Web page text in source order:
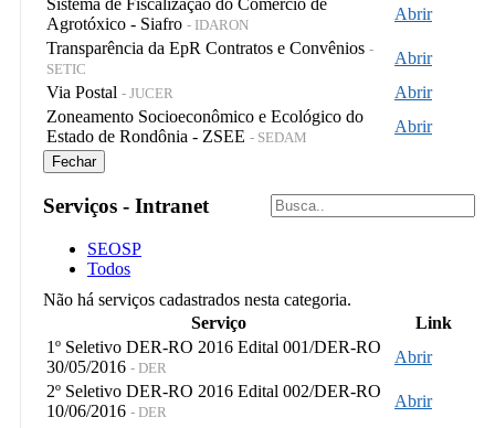
Sistema de Fiscalização do Comércio de
Agrotóxico - Siafro - IDARON
Abrir
Transparência da EpR Contratos e Convênios -
SETIC
Abrir
Via Postal - JUCER
Abrir
Zoneamento Socioeconômico e Ecológico do
Estado de Rondônia - ZSEE - SEDAM
Abrir
Fechar
Serviços - Intranet
SEOSP
Todos
Não há serviços cadastrados nesta categoria.
Serviço
Link
1º Seletivo DER-RO 2016 Edital 001/DER-RO
30/05/2016 - DER
Abrir
2º Seletivo DER-RO 2016 Edital 002/DER-RO
10/06/2016 - DER
Abrir